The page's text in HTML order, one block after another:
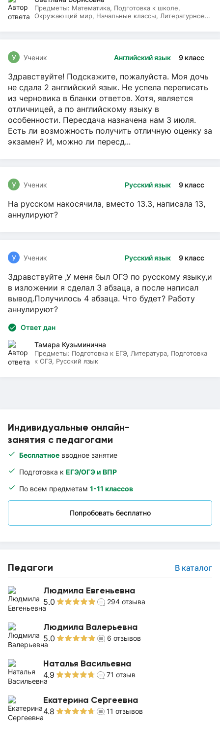
Индивидуальные онлайн-
занятия с педагогами
Бесплатное вводное занятие
Подготовка к ЕГЭ/ОГЭ и ВПР
По всем предметам 1-11 классов
Попробовать бесплатно
Педагоги В каталог
Людмила Евгеньевна
5.0 294 отзыва
Людмила Валерьевна
5.0 6 отзывов
Наталья Васильевна
4.9 71 отзыв
Екатерина Сергеевна
4.8 11 отзывов
Предметы: Математика, Подготовка к школе,
Окружающий мир, Начальные классы, Литературное
Английский язык 9 класс
У Ученик
Здравствуйте! Подскажите, пожалуйста. Моя дочь
не сдала 2 английский язык. Не успела переписать
из черновика в бланки ответов. Хотя, является
отличницей, а по английскому языку в
особенности. Пересдача назначена нам 3 июля.
Есть ли возможность получить отличную оценку за
экзамен? И, можно ли пересд...
Русский язык 9 класс
У Ученик
На русском накосячила, вместо 13.3, написала 13,
аннулируют?
Русский язык 9 класс
У Ученик
Здравствуйте ,У меня был ОГЭ по русскому языку,и
в изложении я сделал 3 абзаца, а после написал
вывод.Получилось 4 абзаца. Что будет? Работу
аннулируют?
Ответ дан
Тамара Кузьминична
Предметы: Подготовка к ЕГЭ, Литература, Подготовка
к ОГЭ, Русский язык